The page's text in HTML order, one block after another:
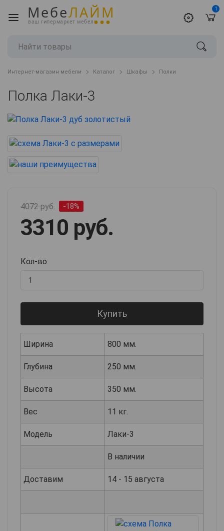
МебеЛАЙМ
ваш гипермаркет мебели
1
Интернет-магазин мебели Каталог Шкафы Полки
Полка Лаки-3
4072 руб. -18%
3310 руб.
Кол-во
Купить
Ширина 800 мм.
Глубина 250 мм.
Высота 350 мм.
Вес 11 кг.
Модель Лаки-3
В наличии
Доставим 14 - 15 августа